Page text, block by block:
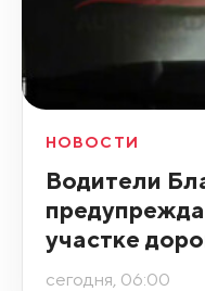
НОВОСТИ
Водители
участке
сегодня, 06:00